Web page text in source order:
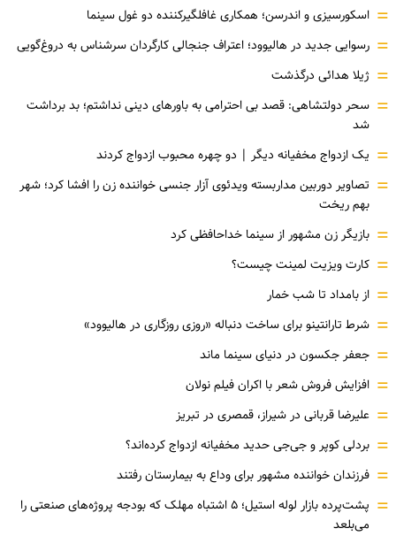
= اسکورسیزی و اندرسن؛ همکاری غافلگیرکننده دو غول سینما
= رسوایی جدید در هالیوود؛ اعتراف جنجالی کارگردان سرشناس به دروغ‌گویی
= ژیلا هدائی درگذشت
= سحر دولتشاهی: قصد بی احترامی به باورهای دینی نداشتم؛ بد برداشت
شد
= یک ازدواج مخفیانه دیگر | دو چهره محبوب ازدواج کردند
= تصاویر دوربین مداربسته ویدئوی آزار جنسی خواننده زن را افشا کرد؛ شهر
بهم ریخت
= بازیگر زن مشهور از سینما خداحافظی کرد
= کارت ویزیت لمینت چیست؟
= از بامداد تا شب خمار
= شرط تارانتینو برای ساخت دنباله «روزی روزگاری در هالیوود»
= جعفر جکسون در دنیای سینما ماند
= افزایش فروش شعر با اکران فیلم نولان
= علیرضا قربانی در شیراز، قمصری در تبریز
= بردلی کوپر و جی‌جی حدید مخفیانه ازدواج کرده‌اند؟
= فرزندان خواننده مشهور برای وداع به بیمارستان رفتند
=
پشت‌پرده بازار لوله استیل؛ ۵ اشتباه مهلک که بودجه پروژه‌های صنعتی را
می‌بلعد